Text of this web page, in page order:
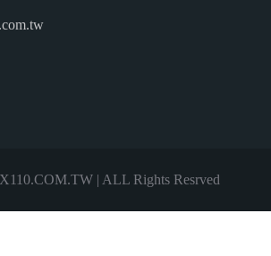
| ALL Rights Resrved